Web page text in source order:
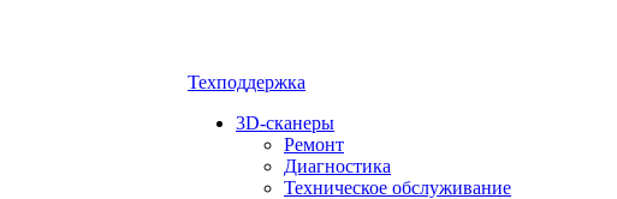
Техподдержка
3D-сканеры
Ремонт
Диагностика
Техническое обслуживание